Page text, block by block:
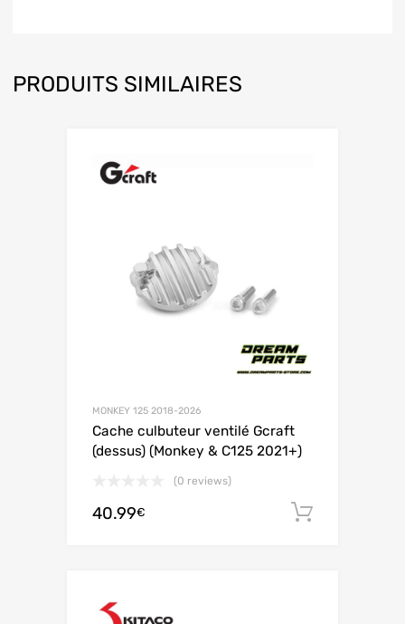
PRODUITS SIMILAIRES
MONKEY 125 2018-2026
Cache culbuteur ventilé Gcraft
(dessus) (Monkey & C125 2021+)
(0 reviews)
40.99€